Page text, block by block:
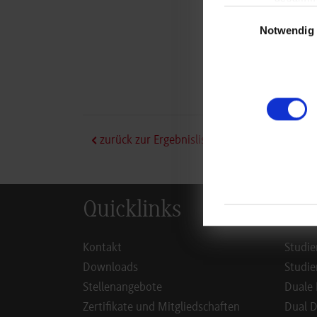
Notwendig
zurück zur Ergebnisliste
Quicklinks
Kontakt
Downloads
Stellenangebote
Zertifikate und Mitgliedschaften
Duale
Dual